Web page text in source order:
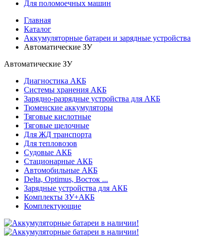
Для поломоечных машин
Главная
Каталог
Аккумуляторные батареи и зарядные устройства
Автоматические ЗУ
Автоматические ЗУ
Диагностика АКБ
Системы хранения АКБ
Зарядно-разрядные устройства для АКБ
Тюменские аккумуляторы
Тяговые кислотные
Тяговые щелочные
Для ЖД транспорта
Для тепловозов
Судовые АКБ
Стационарные АКБ
Автомобильные АКБ
Delta, Optimus, Восток ...
Зарядные устройства для АКБ
Комплекты ЗУ+АКБ
Комплектующие